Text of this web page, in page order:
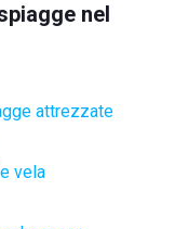
nel
attrezzate
vela